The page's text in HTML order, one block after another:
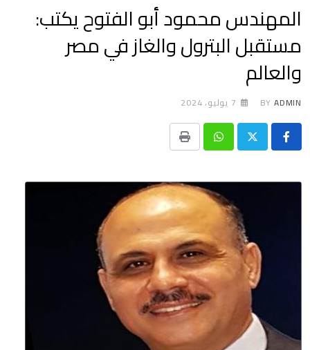
المهندس محمود أبو الفتوح يكتب:
مستقبل البترول والغاز في مصر
والعالم
BY ADMIN 7 يوليو، 2024
Whatsapp
Print